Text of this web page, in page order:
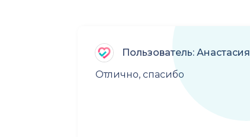
Пользователь: Анастасия
Отлично, спасибо